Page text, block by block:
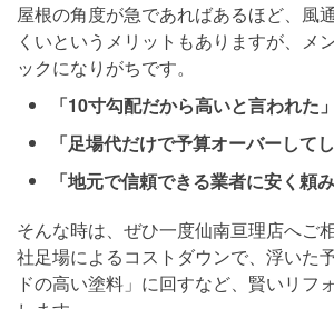
屋根の角度が急であればあるほど、風
くいというメリットもありますが、メ
ックになりがちです。
「10寸勾配だから高いと言われた」
「足場代だけで予算オーバーして
「地元で信頼できる業者に安く頼み
そんな時は、ぜひ一度仙南亘理店へご
社足場によるコストダウンで、浮いた
ドの高い塗料」に回すなど、賢いリフ